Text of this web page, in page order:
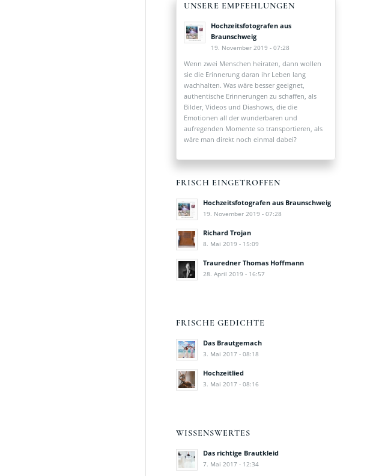
UNSERE EMPFEHLUNGEN
Hochzeitsfotografen aus
Braunschweig
19. November 2019 - 07:28
Wenn zwei Menschen heiraten, dann wollen
sie die Erinnerung daran ihr Leben lang
wachhalten. Was wäre besser geeignet,
authentische Erinnerungen zu schaffen, als
Bilder, Videos und Diashows, die die
Emotionen all der wunderbaren und
aufregenden Momente so transportieren, als
wäre man direkt noch einmal dabei?
FRISCH EINGETROFFEN
Hochzeitsfotografen aus Braunschweig
19. November 2019 - 07:28
Richard Trojan
8. Mai 2019 - 15:09
Trauredner Thomas Hoffmann
28. April 2019 - 16:57
FRISCHE GEDICHTE
Das Brautgemach
3. Mai 2017 - 08:18
Hochzeitlied
3. Mai 2017 - 08:16
WISSENSWERTES
Das richtige Brautkleid
7. Mai 2017 - 12:34